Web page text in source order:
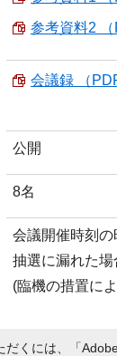
参考資料2 （
会議録 （
公開
8名
会議開催時刻
抽選に漏れた
(臨機の措置に
だくには、「